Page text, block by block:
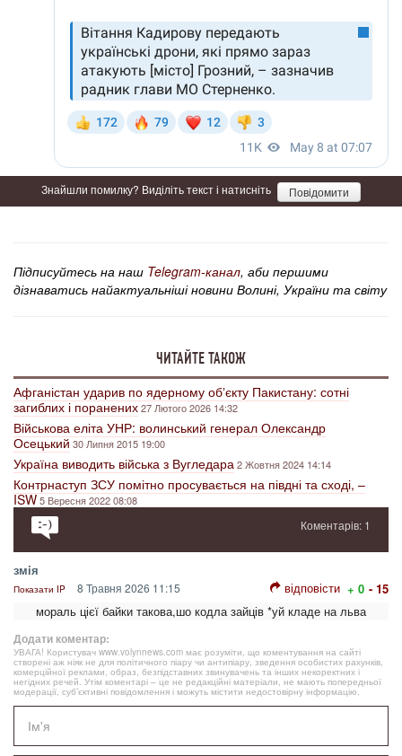
Знайшли помилку? Виділіть текст і натисніть Повідомити
Підписуйтесь на наш Telegram-канал, аби першими
дізнаватись найактуальніші новини Волині, України та світу
ЧИТАЙТЕ ТАКОЖ
Афганістан ударив по ядерному обʼєкту Пакистану: сотні
загиблих і поранених27 Лютого 2026 14:32
Військова еліта УНР: волинський генерал Олександр
Осецький30 Липня 2015 19:00
Україна виводить війська з Вугледара 2 Жовтня 2024 14:14
Контрнаступ ЗСУ помітно просувається на півдні та сході, –
ISW5 Вересня 2022 08:08
Коментарів: 1
змiя
Показати IP 8 Травня 2026 11:15 відповісти + 0 - 15
мораль цієї байки такова,шо кодла зайців *уй кладе на льва
Додати коментар:
УВАГА! Користувач www.volynnews.com має розуміти, що коментування на сайті
створені аж ніяк не для політичного піару чи антипіару, зведення особистих рахунків,
комерційної реклами, образ, безпідставних звинувачень та інших некоректних і
негідних речей. Утім коментарі – це не редакційні матеріали, не мають попередньої
модерації, суб’єктивні повідомлення і можуть містити недостовірну інформацію.